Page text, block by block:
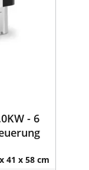
- 6
41 x 58 cm